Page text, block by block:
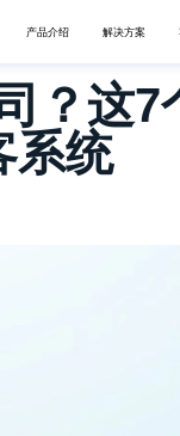
产品介绍 解决方案
？这
系统